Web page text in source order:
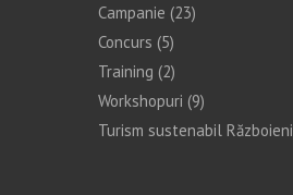
Campanie (23)
Concurs (5)
Training (2)
Workshopuri (9)
Turism sustenabil Războieni